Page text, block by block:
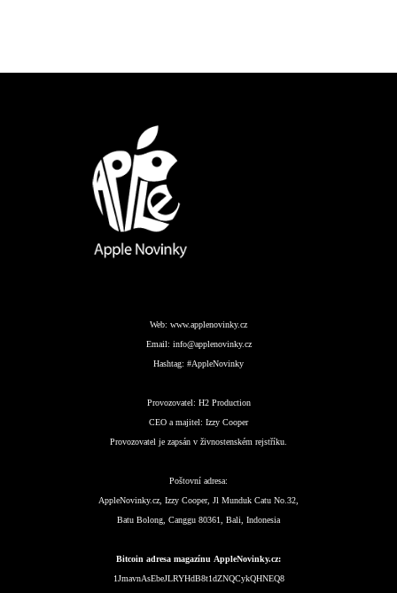
Web: www.applenovinky.cz
Email: info@applenovinky.cz
Hashtag: #AppleNovinky
Provozovatel: H2 Production
CEO a majitel: Izzy Cooper
Provozovatel je zapsán v živnostenském rejstříku.
Poštovní adresa:
AppleNovinky.cz, Izzy Cooper, Jl Munduk Catu No.32,
Batu Bolong, Canggu 80361, Bali, Indonesia
Bitcoin adresa magazínu AppleNovinky.cz:
1JmavnAsEbeJLRYHdB8t1dZNQCykQHNEQ8